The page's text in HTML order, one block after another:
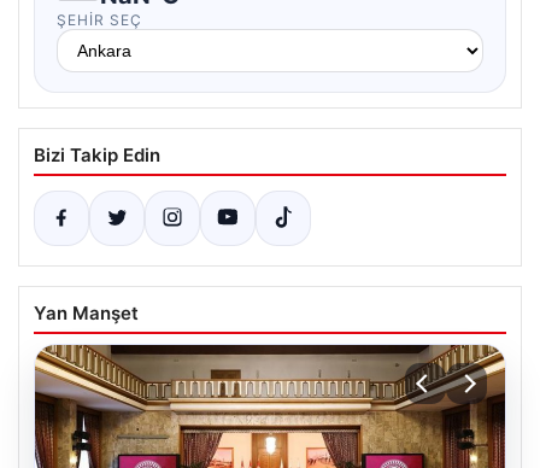
ŞEHIR SEÇ
Bizi Takip Edin
Yan Manşet